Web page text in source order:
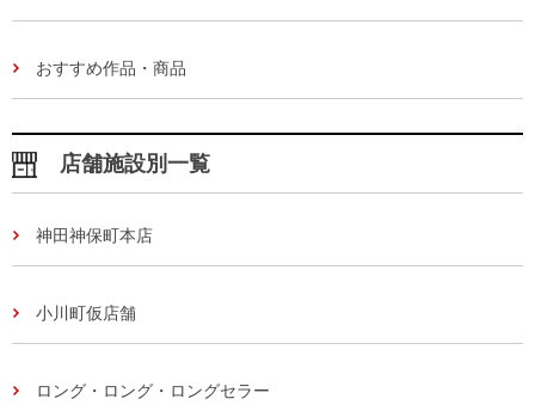
おすすめ作品・商品
店舗施設別一覧
神田神保町本店
小川町仮店舗
ロング・ロング・ロングセラー